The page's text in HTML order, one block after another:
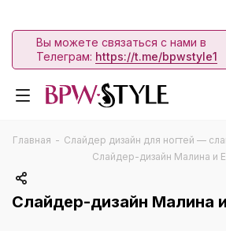
Вы можете связаться с нами в
Телеграм: https://t.me/bpwstyle1
Главная - Слайдер дизайн для ногтей —
Слайдер-дизайн Малина и
Слайдер-дизайн Малина